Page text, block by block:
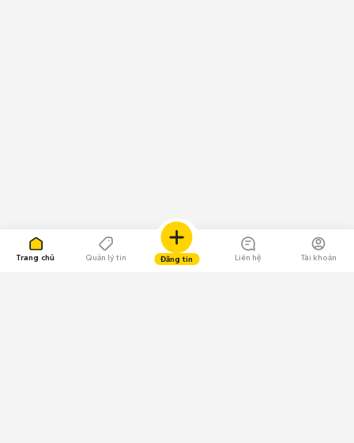
Trang chủ Quản lý tin Đăng tin Liên hệ Tài khoản